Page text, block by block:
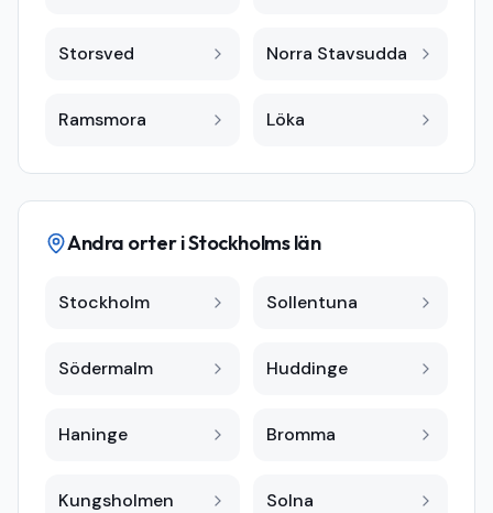
Storsved Norra Stavsudda
Ramsmora Löka
Andra orter iStockholms län
Stockholm Sollentuna
Södermalm Huddinge
Haninge Bromma
Kungsholmen Solna